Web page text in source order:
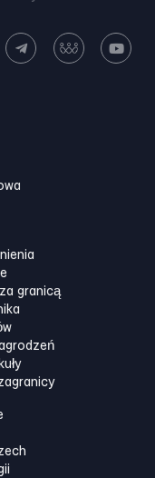
granicą